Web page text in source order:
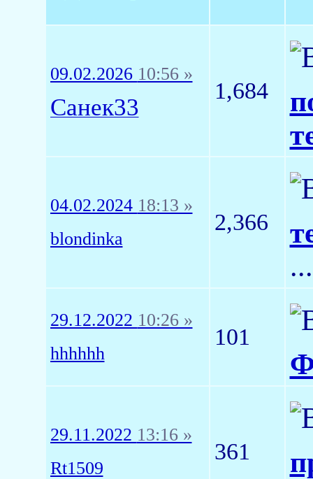
09.02.2026 10:56 »
Санек33
1,684
04.02.2024 18:13 »
blondinka
2,366
29.12.2022 10:26 »
hhhhhh
101
29.11.2022 13:16 »
Rt1509
361